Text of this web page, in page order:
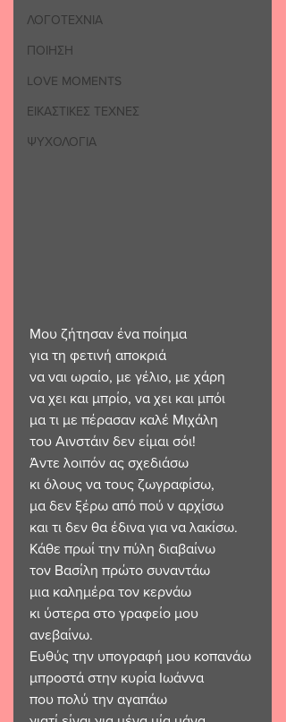
ΛΟΓΟΤΕΧΝΙΑ
ΠΟΙΗΣΗ
LOVE MOMENTS
ΕΙΚΑΣΤΙΚΕΣ ΤΕΧΝΕΣ
ΨΥΧΟΛΟΓΙΑ
Μου ζήτησαν ένα ποίημα
για τη φετινή αποκριά
να ναι ωραίο, με γέλιο, με χάρη
να χει και μπρίο, να χει και μπόι
μα τι με πέρασαν καλέ Μιχάλη
του Αινστάιν δεν είμαι σόι!
Άντε λοιπόν ας σχεδιάσω
κι όλους να τους ζωγραφίσω,
μα δεν ξέρω από πού ν αρχίσω
και τι δεν θα έδινα για να λακίσω.
Κάθε πρωί την πύλη διαβαίνω
τον Βασίλη πρώτο συναντάω
μια καλημέρα τον κερνάω
κι ύστερα στο γραφείο μου
ανεβαίνω.
Ευθύς την υπογραφή μου κοπανάω
μπροστά στην κυρία Ιωάννα
που πολύ την αγαπάω